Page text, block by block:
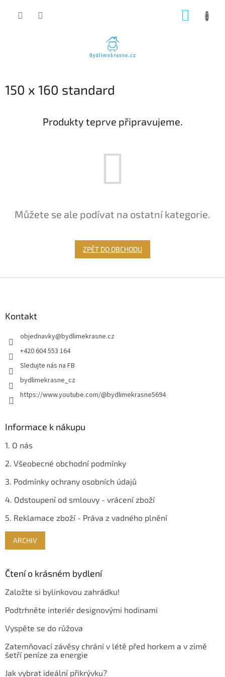
150 x 160 standard
Produkty teprve připravujeme.
Můžete se ale podívat na ostatní kategorie.
ZPĚT DO OBCHODU
Kontakt
objednavky@bydlimekrasne.cz
+420 604 553 164
Sledujte nás na FB
bydlimekrasne_cz
https://www.youtube.com/@bydlimekrasne5694
Informace k nákupu
1. O nás
2. Všeobecné obchodní podmínky
3. Podmínky ochrany osobních údajů
4. Odstoupení od smlouvy - vrácení zboží
5. Reklamace zboží - Práva z vadného plnění
ARCHIV
Čtení o krásném bydlení
Založte si bylinkovou zahrádku!
Podtrhněte interiér designovými hodinami
Vyspěte se do růžova
Zatemňovací závěsy chrání v létě před horkem a v zimě
šetří peníze za energie
Jak vybrat ideální přikrývku?